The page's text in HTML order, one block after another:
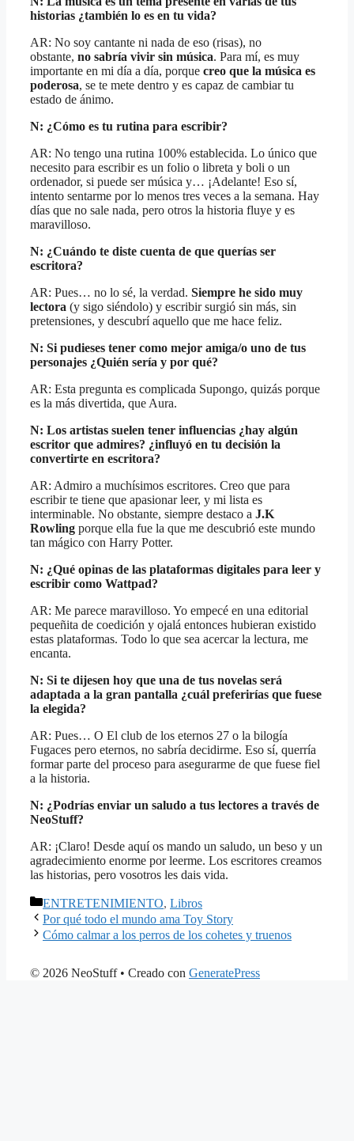
historias ¿también lo es en tu vida?
AR: No soy cantante ni nada de eso (risas), no
obstante, no sabría vivir sin música. Para mí, es muy
importante en mi día a día, porque creo que la música es
poderosa, se te mete dentro y es capaz de cambiar tu
estado de ánimo.
N: ¿Cómo es tu rutina para escribir?
AR: No tengo una rutina 100% establecida. Lo único que
necesito para escribir es un folio o libreta y boli o un
ordenador, si puede ser música y… ¡Adelante! Eso sí,
intento sentarme por lo menos tres veces a la semana. Hay
días que no sale nada, pero otros la historia fluye y es
maravilloso.
N: ¿Cuándo te diste cuenta de que querías ser
escritora?
AR: Pues… no lo sé, la verdad. Siempre he sido muy
lectora (y sigo siéndolo) y escribir surgió sin más, sin
pretensiones, y descubrí aquello que me hace feliz.
N: Si pudieses tener como mejor amiga/o uno de tus
personajes ¿Quién sería y por qué?
AR: Esta pregunta es complicada Supongo, quizás porque
es la más divertida, que Aura.
N: Los artistas suelen tener influencias ¿hay algún
escritor que admires? ¿influyó en tu decisión la
convertirte en escritora?
AR: Admiro a muchísimos escritores. Creo que para
escribir te tiene que apasionar leer, y mi lista es
interminable. No obstante, siempre destaco a J.K
Rowling porque ella fue la que me descubrió este mundo
tan mágico con Harry Potter.
N: ¿Qué opinas de las plataformas digitales para leer y
escribir como Wattpad?
AR: Me parece maravilloso. Yo empecé en una editorial
pequeñita de coedición y ojalá entonces hubieran existido
estas plataformas. Todo lo que sea acercar la lectura, me
encanta.
N: Si te dijesen hoy que una de tus novelas será
adaptada a la gran pantalla ¿cuál preferirías que fuese
la elegida?
AR: Pues… O El club de los eternos 27 o la bilogía
Fugaces pero eternos, no sabría decidirme. Eso sí, querría
formar parte del proceso para asegurarme de que fuese fiel
a la historia.
N: ¿Podrías enviar un saludo a tus lectores a través de
NeoStuff?
AR: ¡Claro! Desde aquí os mando un saludo, un beso y un
agradecimiento enorme por leerme. Los escritores creamos
las historias, pero vosotros les dais vida.
Categorías
ENTRETENIMIENTO, Libros
Por qué todo el mundo ama Toy Story
Cómo calmar a los perros de los cohetes y truenos
© 2026 NeoStuff• Creado con GeneratePress